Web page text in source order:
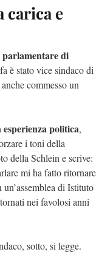
carica e
di
è stato vice sindaco di
commesso un
esperienza politica,
i toni della
della Schlein e scrive:
mi ha fatto ritornare
di Istituto
nei favolosi anni
sotto, si legge.